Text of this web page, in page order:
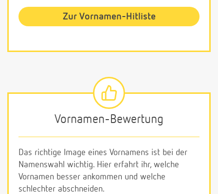
Zur Vornamen-Hitliste
Vornamen-Bewertung
Das richtige Image eines Vornamens ist bei der
Namenswahl wichtig. Hier erfahrt ihr, welche
Vornamen besser ankommen und welche
schlechter abschneiden.